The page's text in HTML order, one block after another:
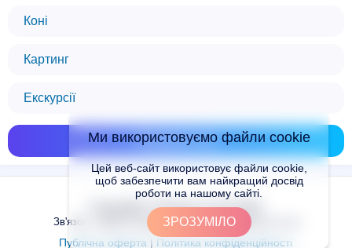
Коні
Картинг
Екскурсії
Показати всі
Copyright © Places.in.UA 2024
Зв'язок з адміністрацією сайту: admin@places.in.ua
Публічна оферта | Політика конфіденційності
Ми використовуємо файли cookie
Цей веб-сайт використовує файли cookie,
щоб забезпечити вам найкращий досвід
роботи на нашому сайті.
ЗРОЗУМІЛО